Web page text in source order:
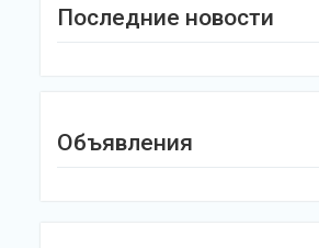
Последние новости
Объявления